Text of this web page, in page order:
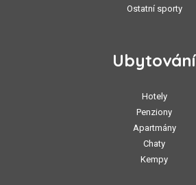
Ostatní sporty
Ubytování
Hotely
Penziony
Apartmány
Chaty
Kempy